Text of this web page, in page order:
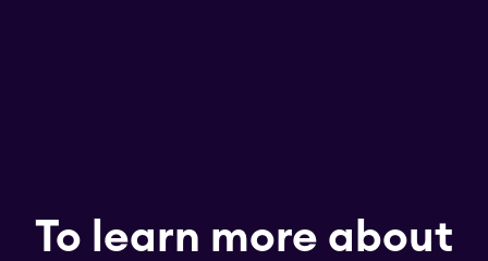
To learn more about